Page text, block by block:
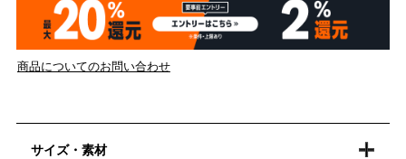
商品についてのお問い合わせ
サイズ・素材